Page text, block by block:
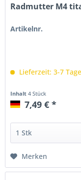
Radmutter M4
Artikelnr.
Lieferzeit: 3-7 Tage
Inhalt4 Stück
7,49 € *
Merken